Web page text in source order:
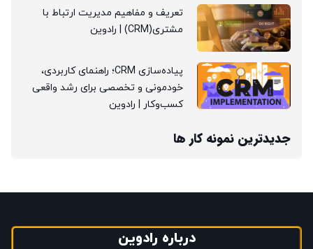
تعریف و مفاهیم مدیریت ارتباط با
مشتری(CRM) | رادوین
پیاده‌سازی CRM؛ راهنمای کاربردی،
خودمونی و تخصصی برای رشد واقعی
کسب‌وکار | رادوین
جدیدترین نمونه کار ها
درباره رادوین